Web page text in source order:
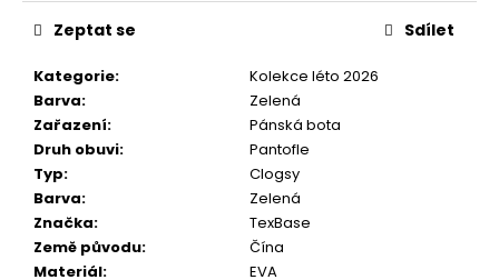
cena:
Kategorie:
Kolekce léto 2026
Barva:
Zelená
Zařazení:
Pánská bota
Druh obuvi:
Pantofle
Typ:
Clogsy
Barva:
Zelená
Značka:
TexBase
Země původu:
Čína
Materiál:
EVA
Zeptat se Sdílet